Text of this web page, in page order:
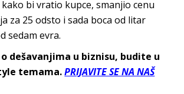
bi vratio kupce, smanjio cenu
za 25 odsto i sada boca od litar
sedam evra.
dešavanjima u biznisu, budite u
temama.PRIJAVITE SE NA NAŠ